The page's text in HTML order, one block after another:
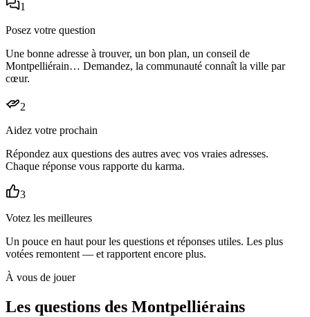
1
Posez votre question
Une bonne adresse à trouver, un bon plan, un conseil de
Montpelliérain… Demandez, la communauté connaît la ville par
cœur.
2
Aidez votre prochain
Répondez aux questions des autres avec vos vraies adresses.
Chaque réponse vous rapporte du karma.
3
Votez les meilleures
Un pouce en haut pour les questions et réponses utiles. Les plus
votées remontent — et rapportent encore plus.
À vous de jouer
Les questions des Montpelliérains